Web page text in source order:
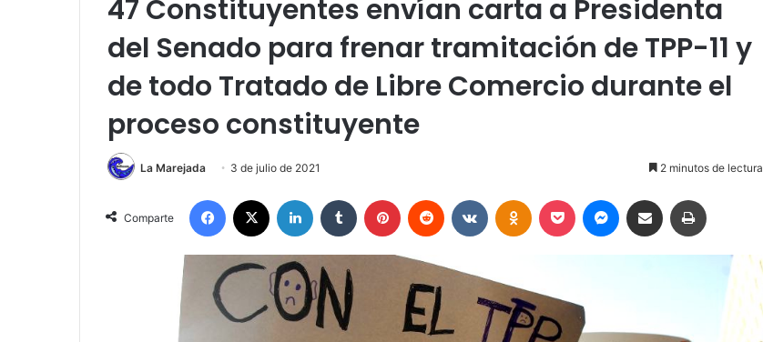
47 Constituyentes envían carta a Presidenta
del Senado para frenar tramitación de TPP-11 y
de todo Tratado de Libre Comercio durante el
proceso constituyente
La Marejada 3 de julio de 2021 2 minutos de lectura
Comparte
Facebook LinkedIn Tumblr Pinterest Reddit VKontakteOdnoklassniki
Pocket Messenger
Compartir vía Email